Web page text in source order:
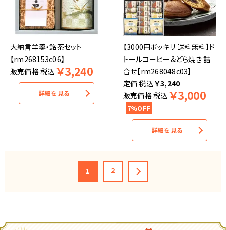
大納言羊羹・銘茶セット
【rm268153c06】
販売価格税込 ￥3,240
詳細を見る
【3000円ポッキリ 送料無料】ド
トールコーヒー&どら焼き 詰
合せ【rm268048c03】
税込￥3,240
販売価格税込 ￥3,000
7%OFF
詳細を見る
1 2